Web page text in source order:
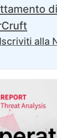
Iscriviti alla